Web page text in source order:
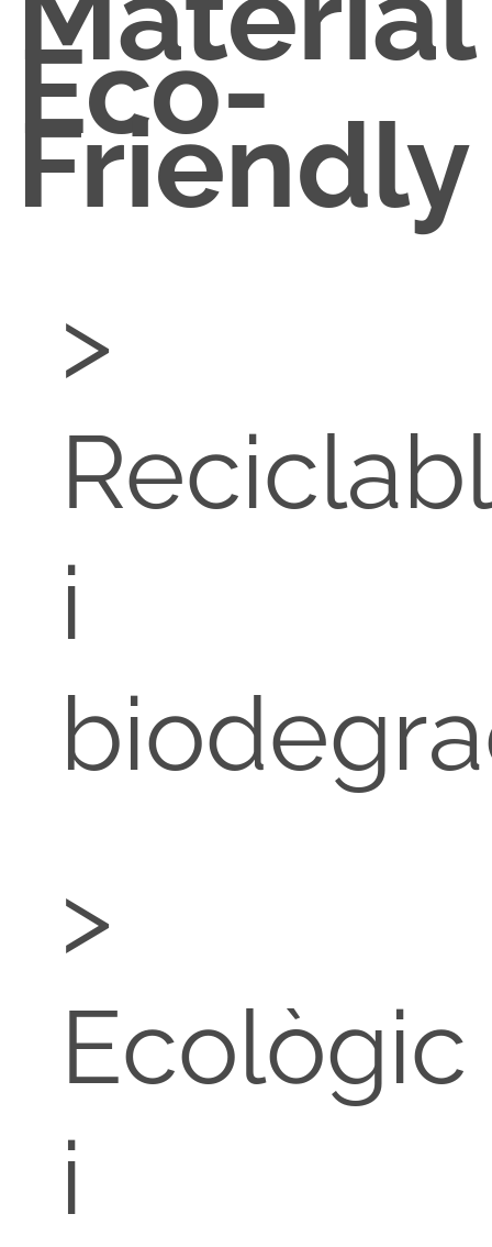
Eco-
Friendly
>
i
>
Ecològic
i